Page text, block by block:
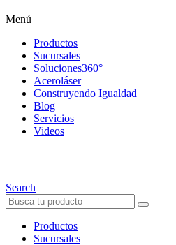
Menú
Productos
Sucursales
Soluciones360°
Aceroláser
Construyendo Igualdad
Blog
Servicios
Videos
Search
Productos
Sucursales